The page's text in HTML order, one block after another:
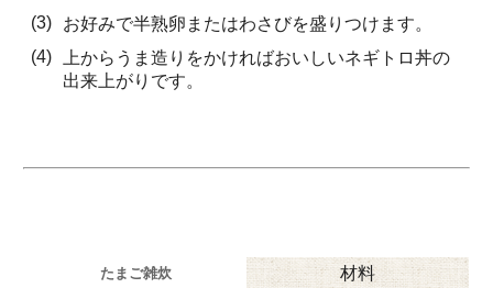
(3)
お好みで半熟卵またはわさびを盛りつけます。
(4)
上からうま造りをかければおいしいネギトロ丼の
出来上がりです。
たまご雑炊 材料